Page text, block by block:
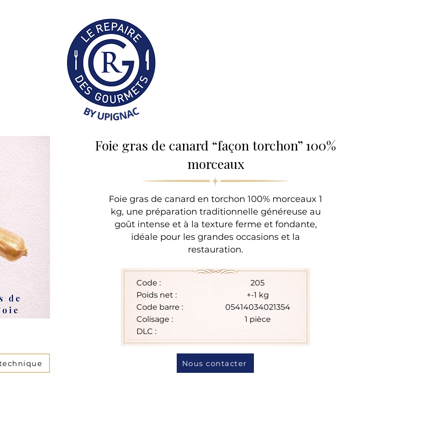
Collection Professionnelle
Foie gras de canard “façon torchon” 100%
morceaux
Foie gras de canard en torchon 100% morceaux 1
kg, une préparation traditionnelle généreuse au
goût intense et à la texture ferme et fondante,
idéale pour les grandes occasions et la
restauration.
Code :
Poids net :
Code barre :
Colisage :
DLC :
205
+-1 kg
05414034021354
1 pièce
Nous contacter